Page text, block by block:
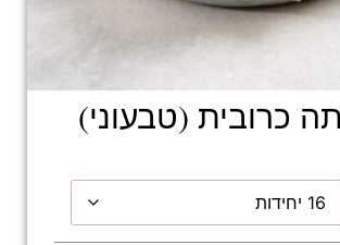
כרובית (טבעוני)